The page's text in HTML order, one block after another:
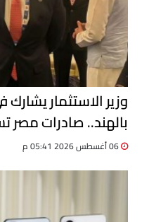
وزير الاستثمار
بالهند.. صادرات مصر تسجل 13.8